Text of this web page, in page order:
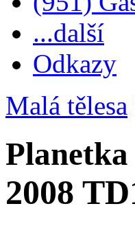
...další
Odkazy
Malá tělesa
Planetka
2008